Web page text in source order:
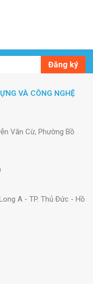
Đăng ký
VÀ CÔNG NGHỆ
Văn Cừ, Phường Bồ
A - TP. Thủ Đức - Hồ